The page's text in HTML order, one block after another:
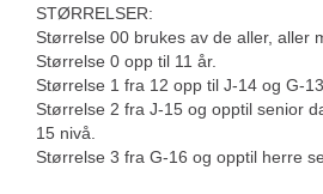
STØRRELSER:
Størrelse 00 brukes av de aller, aller
Størrelse 0 opp til 11 år.
Størrelse 1 fra 12 opp til J-14 og G-13.
Størrelse 2 fra J-15 og opptil senior
15 nivå.
Størrelse 3 fra G-16 og opptil herre